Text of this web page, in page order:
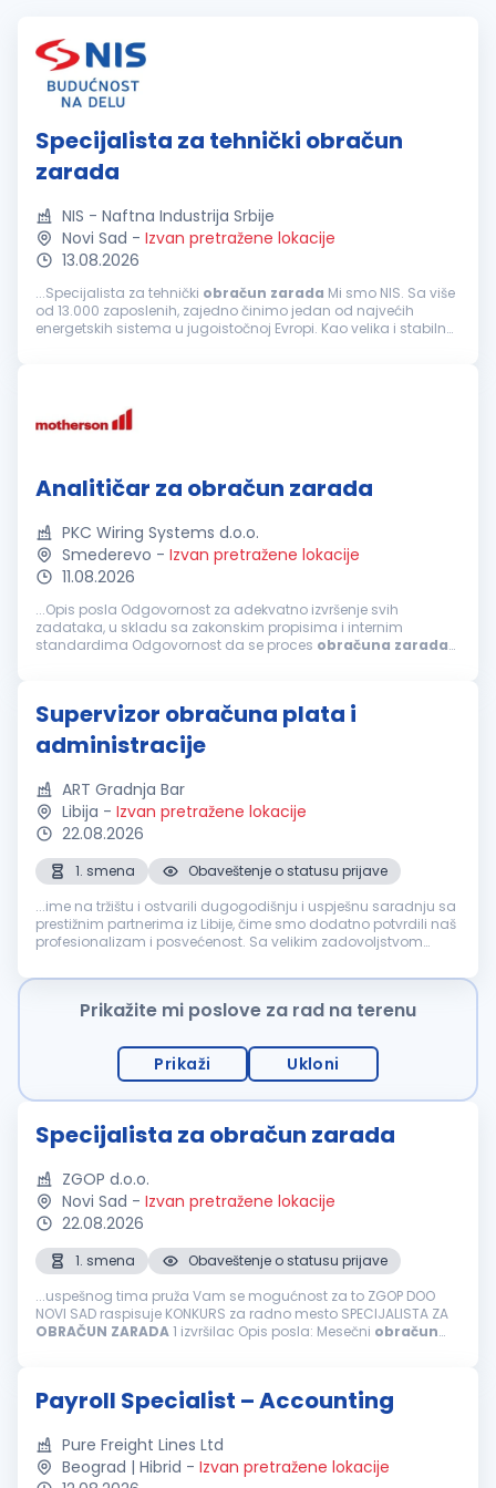
Specijalista za tehnički obračun
zarada
NIS - Naftna Industrija Srbije
Novi Sad - Izvan pretražene lokacije
13.08.2026
...Specijalista za tehnički obračun zarada
od 13.000 zaposlenih, zajedno činimo jedan od najvećih
energetskih sistema u jugoistočnoj Evropi. Kao velika i stabilna
Analitičar za obračun zarada
PKC Wiring Systems d.o.o.
Smederevo - Izvan pretražene lokacije
11.08.2026
...Opis posla Odgovornost za adekvatno izvršenje svih
zadataka, u skladu sa zakonskim propisima i internim
standardima Odgovornost da se proces obračuna zarada
Supervizor obračuna plata i
administracije
ART Gradnja Bar
Libija - Izvan pretražene lokacije
22.08.2026
1. smena
Obaveštenje o statusu prijave
...ime na tržištu i ostvarili dugogodišnju i uspješnu saradnju sa
prestižnim partnerima iz Libije, čime smo dodatno potvrdili naš
profesionalizam i posvećenost. Sa velikim zadovoljstvom
plata...
Prikažite mi poslove za rad na terenu
Prikaži Ukloni
Specijalista za obračun zarada
ZGOP d.o.o.
Novi Sad - Izvan pretražene lokacije
22.08.2026
1. smena
Obaveštenje o statusu prijave
...uspešnog tima pruža Vam se mogućnost za to ZGOP DOO
NOVI SAD raspisuje KONKURS za radno mesto SPECIJALISTA ZA
OBRAČUN ZARADA 1 izvršilac Opis posla: Mesečni obračun
Payroll Specialist – Accounting
Pure Freight Lines Ltd
Beograd | Hibrid - Izvan pretražene lokacije